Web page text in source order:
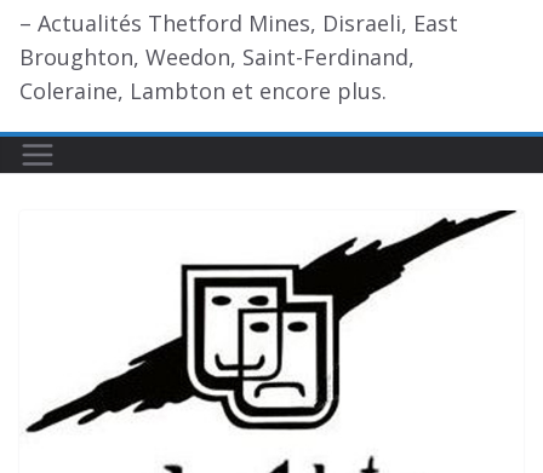
– Actualités Thetford Mines, Disraeli, East
Broughton, Weedon, Saint-Ferdinand,
Coleraine, Lambton et encore plus.